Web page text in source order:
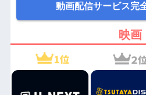
動画配信サービス完
映画